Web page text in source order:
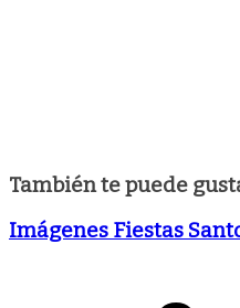
También te puede
Imágenes Fiestas